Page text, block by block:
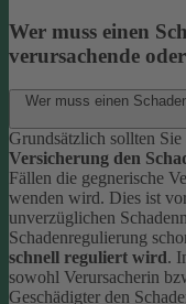
Wer muss einen
verursachende
Wer muss einen
Grundsätzlich sollten Sie
Versicherung den
Fällen die gegnerische
wenden wird. Dies ist
unverzüglichen
Schadenregulierung
schnell reguliert wird.
sowohl Verursacherin
Geschädigter den